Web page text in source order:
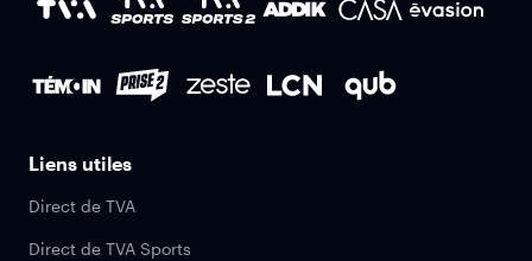
Liens utiles
Direct de TVA
Direct de TVA Sports